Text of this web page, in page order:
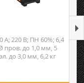
А; 220 В; ПН 60%; 6,4
пров. до 1,0 мм, 5
до 3,0 мм, 6,2 кг